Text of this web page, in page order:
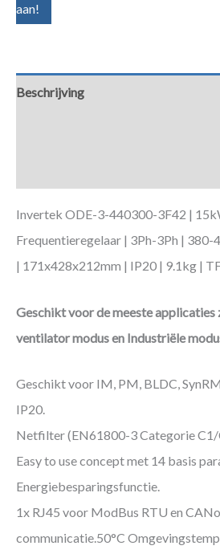
aan!
Beschrijving
Invertek ODE-3-440300-3F42 |
Frequentieregelaar | 3Ph-3Ph |
| 171x428x212mm | IP20 | 9.1kg |
Geschikt voor de meeste applicaties
ventilator modus en Industriële
Geschikt voor IM, PM, BLDC,
IP20.
Netfilter (EN61800-3 Categorie C1/
Easy to use concept met 14 basis
Energiebesparingsfunctie.
1x RJ45 voor ModBus RTU en
communicatie.50°C